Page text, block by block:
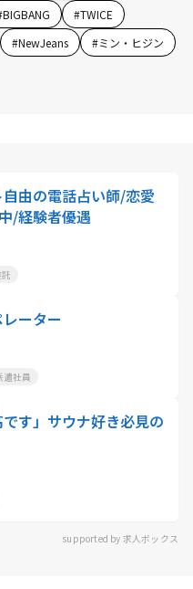
BIGBANG #TWICE
#NewJeans #ミン・ヒジン
自由の電話占い師/恋愛
/経験者優遇
ーター
遣社員
す」サウナ好き必見の
supported by 求人ボックス